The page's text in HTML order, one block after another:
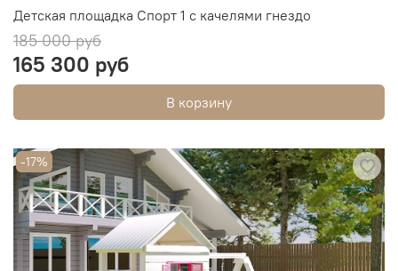
Детская площадка Спорт 1 с качелями гнездо
185 000 руб
165 300 руб
В корзину
-17%